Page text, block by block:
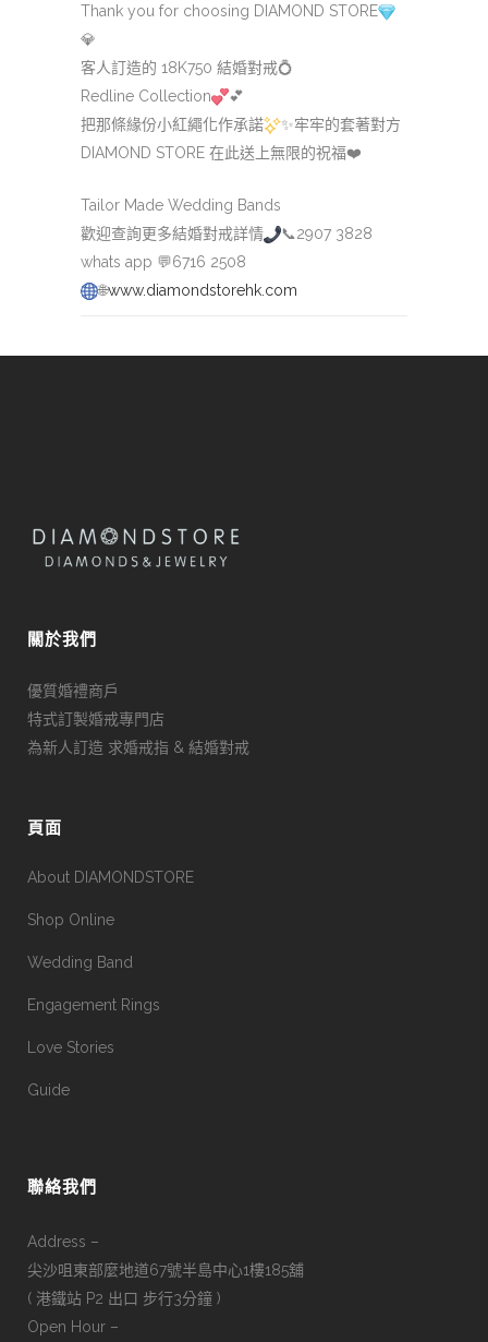
Thank you for choosing DIAMOND STORE
💎
客人訂造的 18K750 結婚對戒💍
Redline Collection
💕
把那條緣份小紅繩化作承諾
✨牢牢的套著對方
DIAMOND STORE 在此送上無限的祝福❤️
Tailor Made Wedding Bands
歡迎查詢更多結婚對戒詳情
📞2907 3828
whats app 💬6716 2508
🌐www.diamondstorehk.com
關於我們
優質婚禮商戶
特式訂製婚戒專門店
為新人訂造 求婚戒指 & 結婚對戒
頁面
About DIAMONDSTORE
Shop Online
Wedding Band
Engagement Rings
Love Stories
Guide
聯絡我們
Address –
尖沙咀東部麼地道67號半島中心1樓185舖
( 港鐵站 P2 出口 步行3分鐘 )
Open Hour –